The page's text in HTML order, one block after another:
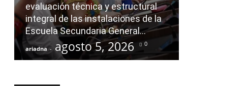
evaluación técnica y estructural
integral de las instalaciones de la
Escuela Secundaria General...
ariadna - agosto 5, 2026 0